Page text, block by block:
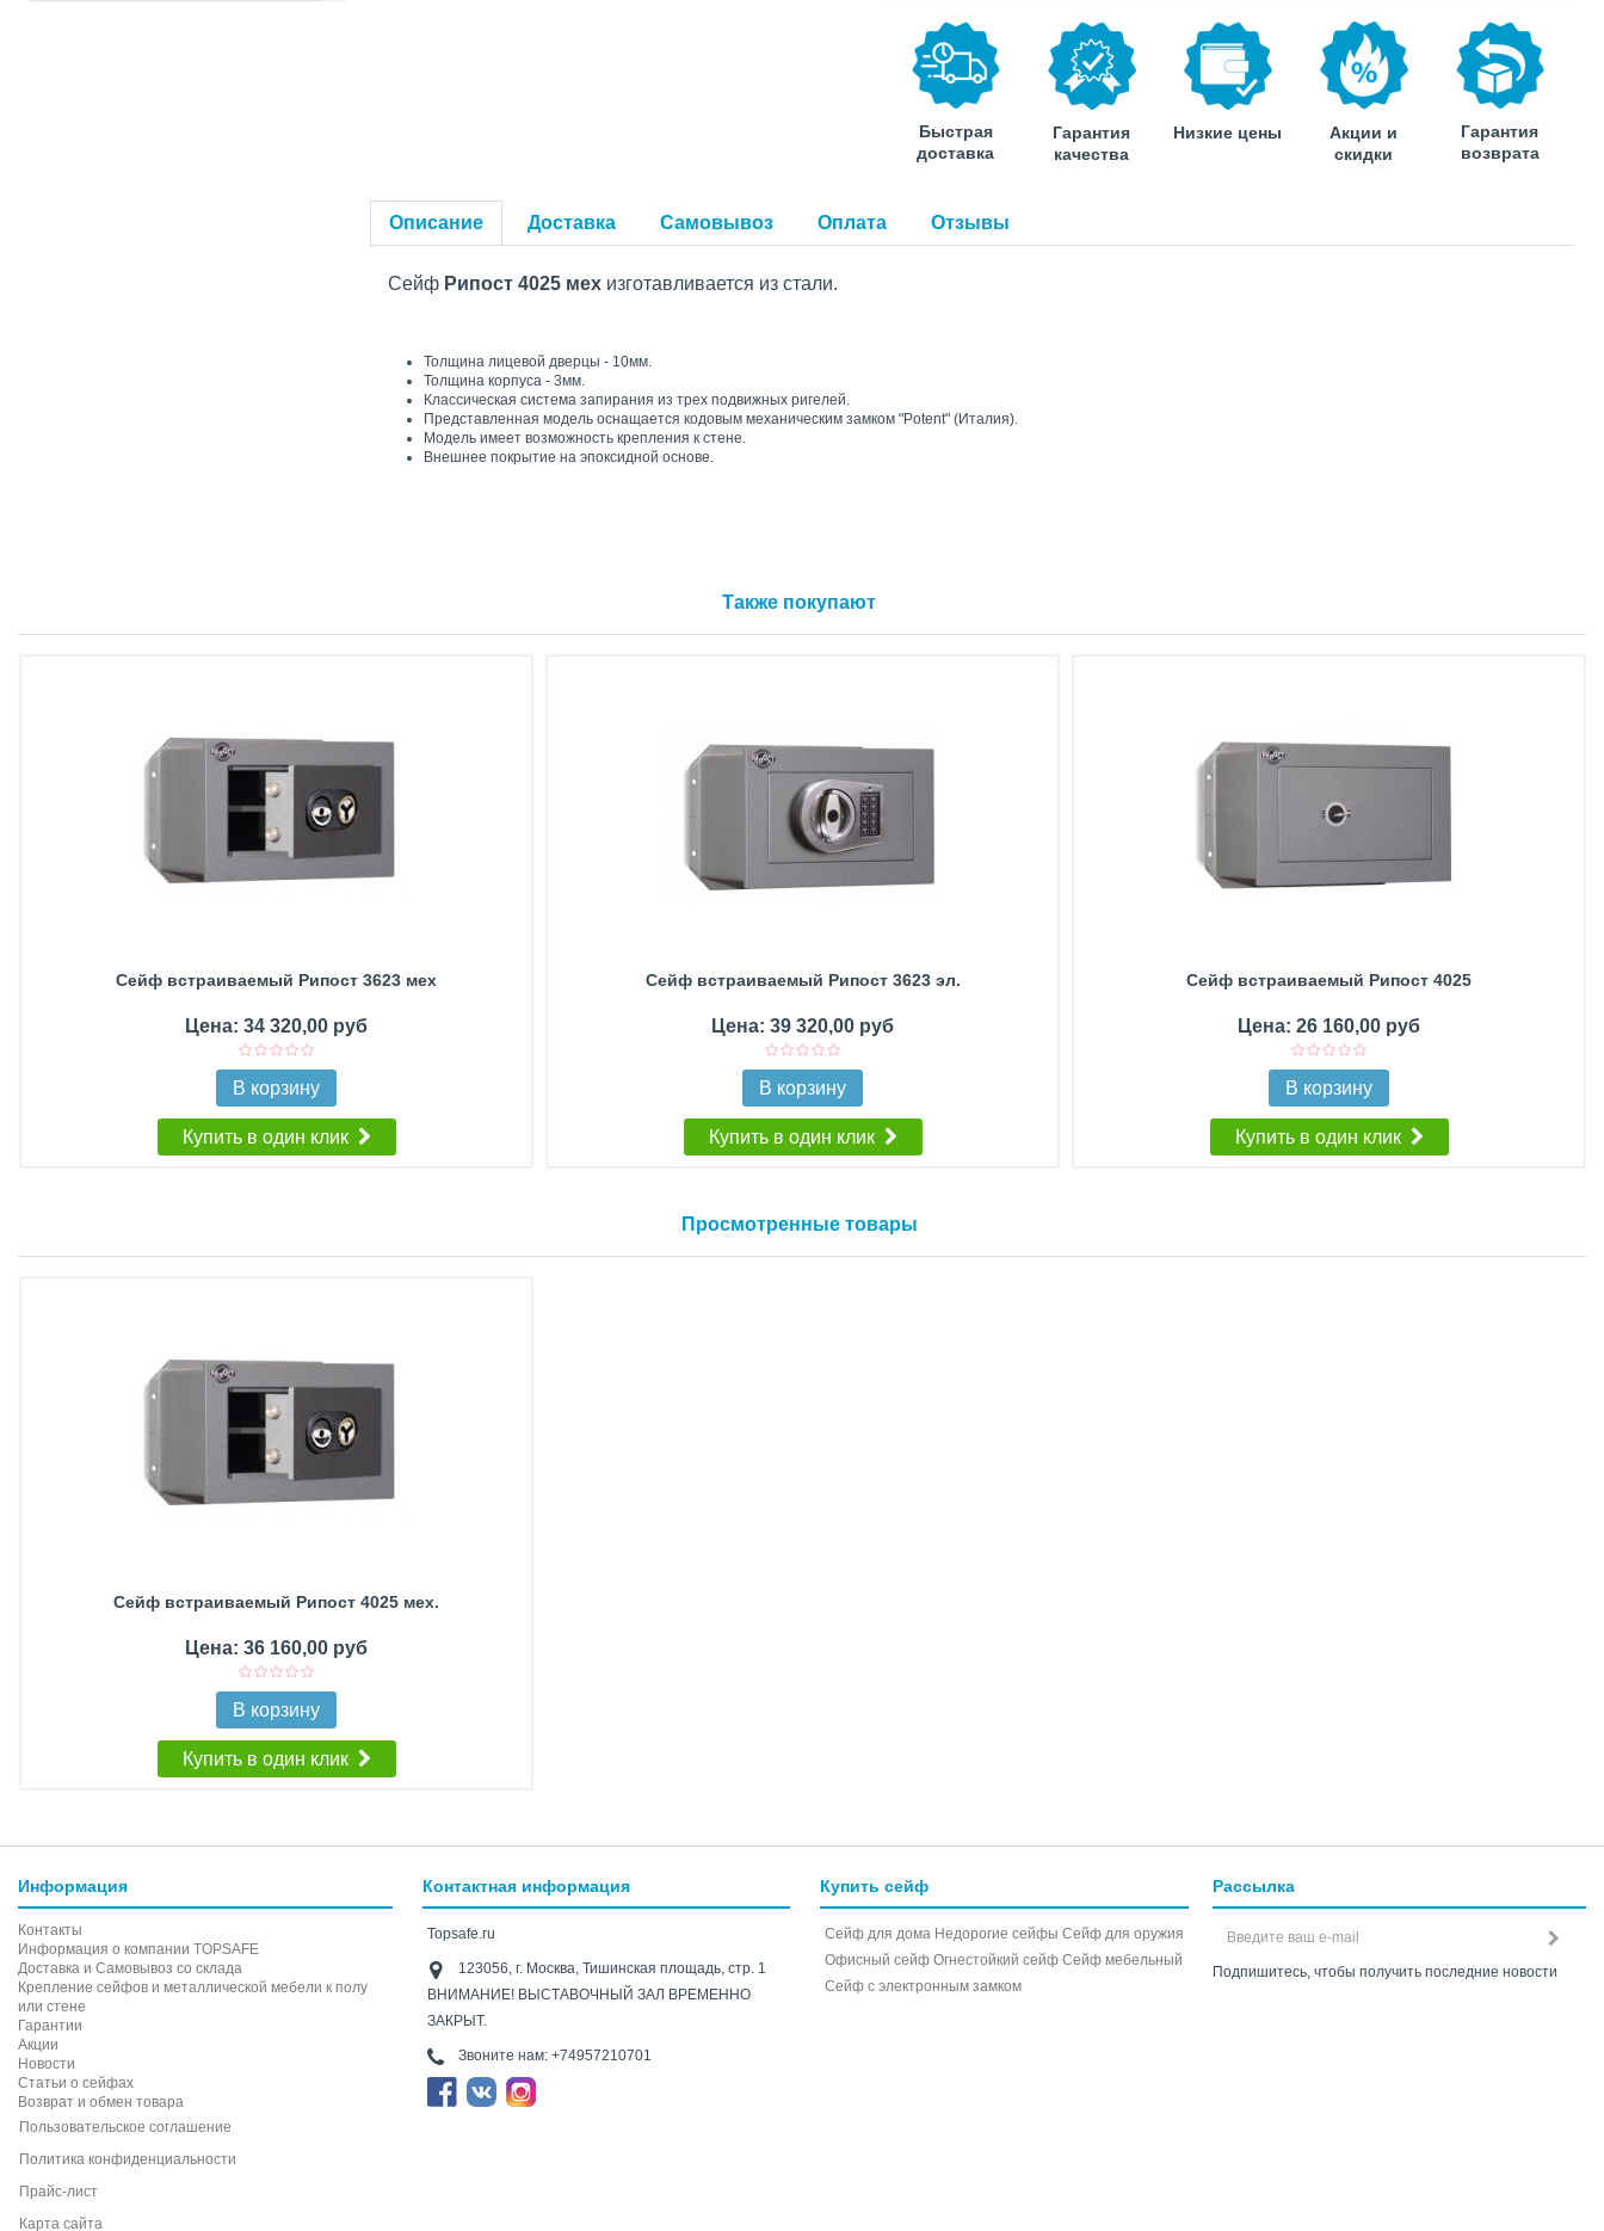
Быстрая
доставка
Гарантия
качества
Низкие цены
Акции и
скидки
Гарантия
возврата
Описание Доставка Самовывоз Оплата Отзывы
Сейф Рипост 4025 мех изготавливается из стали.
Толщина лицевой дверцы - 10мм.
Толщина корпуса - 3мм.
Классическая система запирания из трех подвижных ригелей.
Представленная модель оснащается кодовым механическим замком "Potent" (Италия).
Модель имеет возможность крепления к стене.
Внешнее покрытие на эпоксидной основе.
Также покупают
Сейф встраиваемый Рипост 3623 мех
Цена: 34 320,00 руб
В корзину
Купить в один клик
Сейф встраиваемый Рипост 3623 эл.
Цена: 39 320,00 руб
В корзину
Купить в один клик
Сейф встраиваемый Рипост 4025
Цена: 26 160,00 руб
В корзину
Купить в один клик
Просмотренные товары
Сейф встраиваемый Рипост 4025 мех.
Цена: 36 160,00 руб
В корзину
Купить в один клик
Информация
Контакты
Информация о компании TOPSAFE
Доставка и Самовывоз со склада
Крепление сейфов и металлической мебели к полу
или стене
Гарантии
Акции
Новости
Статьи о сейфах
Возврат и обмен товара
Пользовательское соглашение
Политика конфиденциальности
Прайс-лист
Карта сайта
Контактная информация
Topsafe.ru
123056, г. Москва, Тишинская площадь, стр. 1
ВНИМАНИЕ! ВЫСТАВОЧНЫЙ ЗАЛ ВРЕМЕННО
ЗАКРЫТ.
Звоните нам: +74957210701
Купить сейф
Сейф для дома Недорогие сейфы Сейф для оружия
Офисный сейф Огнестойкий сейф Сейф мебельный
Cейф с электронным замком
Рассылка
Подпишитесь, чтобы получить последние новости